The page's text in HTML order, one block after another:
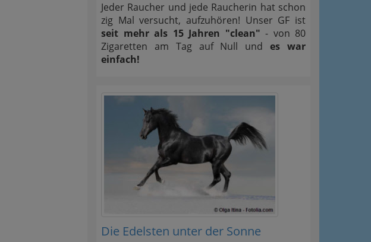
Jeder Raucher und jede Raucherin hat schon
zig Mal versucht, aufzuhören! Unser GF ist
seit mehr als 15 Jahren "clean" - von 80
Zigaretten am Tag auf Null undes war
einfach!
Die Edelsten unter der Sonne